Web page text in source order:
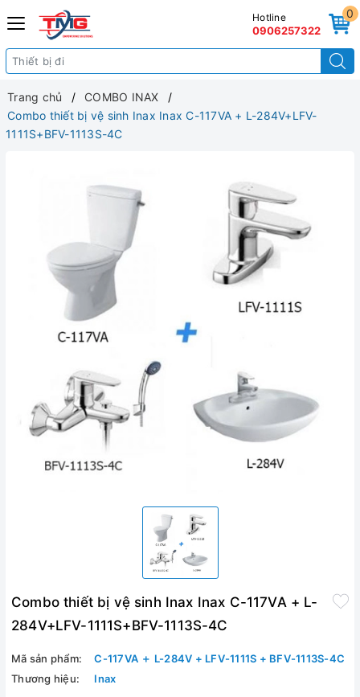
0
Hotline
0906257322
Trang chủ
COMBO INAX
Combo thiết bị vệ sinh Inax Inax C-117VA + L-284V+LFV-
1111S+BFV-1113S-4C
Combo thiết bị vệ sinh Inax Inax C-117VA + L-
284V+LFV-1111S+BFV-1113S-4C
Mã sản phẩm:
C-117VA ＋ L-284V + LFV-1111S + BFV-1113S-4C
Thương hiệu:
Inax